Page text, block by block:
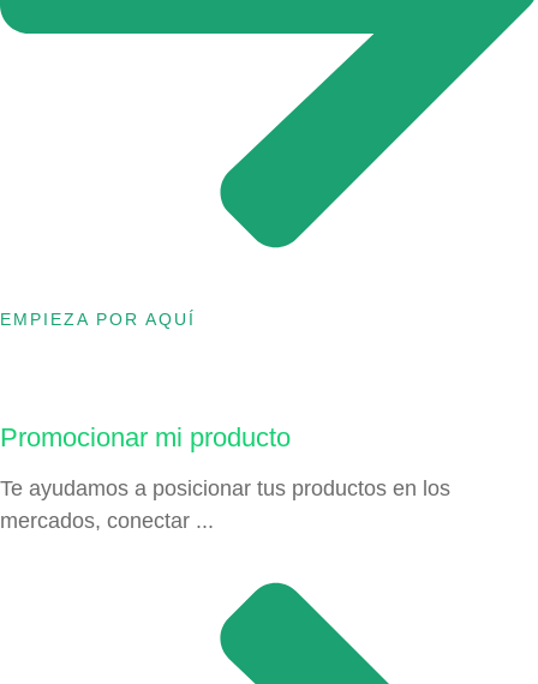
EMPIEZA POR AQUÍ
Promocionar mi producto
Te ayudamos a posicionar tus productos en los
mercados, conectar ...